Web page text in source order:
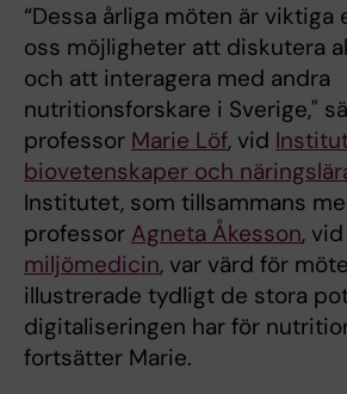
“Dessa årliga möten är
oss möjligheter att diskutera
och att interagera med andra
nutritionsforskare i Sverige,"
professor Marie Löf, vid
biovetenskaper och
Institutet, som tillsammans
professor Agneta Åkesson, vid
miljömedicin, var värd för
illustrerade tydligt de stora
digitaliseringen har för
fortsätter Marie.